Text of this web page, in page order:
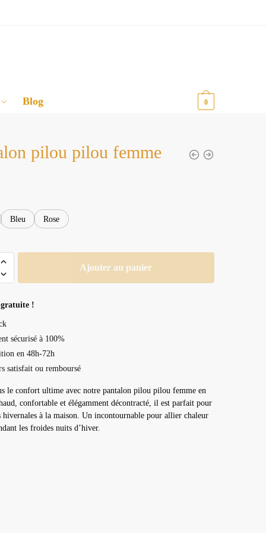
Blog 0
pilou pilou femme
Bleu Rose
Ajouter au panier
!
sécurisé à 100%
en 48h-72h
satisfait ou remboursé
le confort ultime avec notre pantalon pilou pilou femme en
confortable et élégamment décontracté, il est parfait pour
hivernales à la maison. Un incontournable pour allier chaleur
les froides nuits d’hiver.